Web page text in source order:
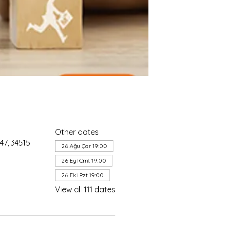
34515
Other dates
26 Ağu Çar 19:00
26 Eyl Cmt 19:00
26 Eki Pzt 19:00
View all 111 dates